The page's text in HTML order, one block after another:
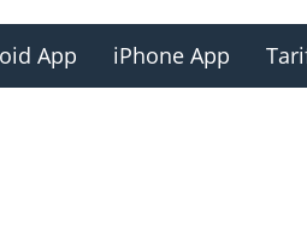
App iPhone App